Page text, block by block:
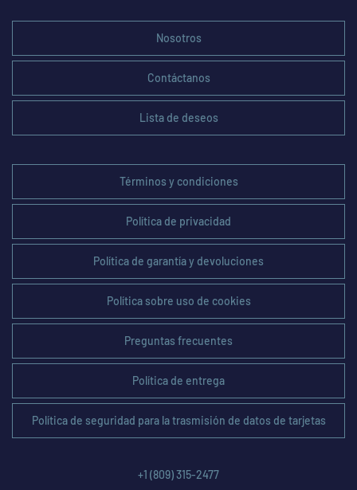
Nosotros
Contáctanos
Lista de deseos
Términos y condiciones
Política de privacidad
Política de garantía y devoluciones
Política sobre uso de cookies
Preguntas frecuentes
Política de entrega
Política de seguridad para la trasmisión de datos de tarjetas
+1 (809) 315-2477